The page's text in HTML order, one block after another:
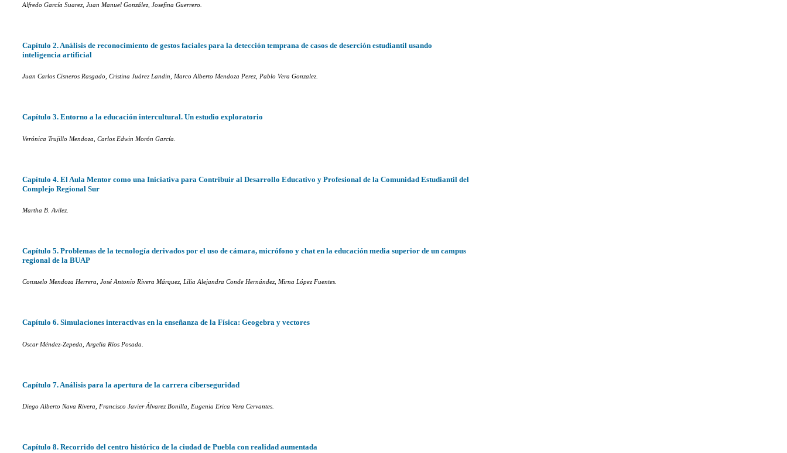
Alfredo García Suarez, Juan Manuel González, Josefina Guerrero.
Capítulo 2. Análisis de reconocimiento de gestos faciales para la detección temprana de casos de deserción estudiantil usando
inteligencia artificial
Juan Carlos Cisneros Rasgado, Cristina Juárez Landin, Marco Alberto Mendoza Perez, Pablo Vera Gonzalez.
Capítulo 3. Entorno a la educación intercultural. Un estudio exploratorio
Verónica Trujillo Mendoza, Carlos Edwin Morón García.
Capítulo 4. El Aula Mentor como una Iniciativa para Contribuir al Desarrollo Educativo y Profesional de la Comunidad Estudiantil del
Complejo Regional Sur
Martha B. Avilez.
Capítulo 5. Problemas de la tecnología derivados por el uso de cámara, micrófono y chat en la educación media superior de un campus
regional de la BUAP
Consuelo Mendoza Herrera, José Antonio Rivera Márquez, Lilia Alejandra Conde Hernández, Mirna López Fuentes.
Capítulo 6. Simulaciones interactivas en la enseñanza de la Física: Geogebra y vectores
Oscar Méndez-Zepeda, Argelia Ríos Posada.
Capítulo 7. Análisis para la apertura de la carrera ciberseguridad
Diego Alberto Nava Rivera, Francisco Javier Álvarez Bonilla, Eugenia Erica Vera Cervantes.
Capítulo 8. Recorrido del centro histórico de la ciudad de Puebla con realidad aumentada